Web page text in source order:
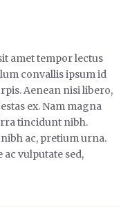
amet tempor lectus
convallis ipsum id
Aenean nisi libero,
ex. Nam magna
tincidunt nibh.
ac, pretium urna.
vulputate sed,